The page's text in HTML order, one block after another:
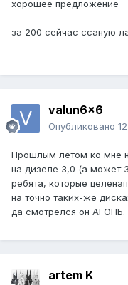
хорошее предложение
за 200 сейчас ссаную
valun6x6
Опубликовано
Прошлым летом ко мне
на дизеле 3,0 (а может
ребята, которые
на точно таких-же
да смотрелся он АГОНЬ.
artem K